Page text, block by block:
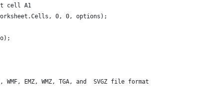
cell A1
0, 0, options);
WMF, EMZ, WMZ, TGA, and  SVGZ file format